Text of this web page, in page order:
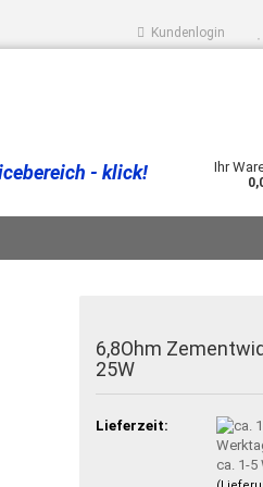
Kundenlogin
- klick! Ihr
6,8Ohm
25W
Lieferzeit:
ca. 1-5